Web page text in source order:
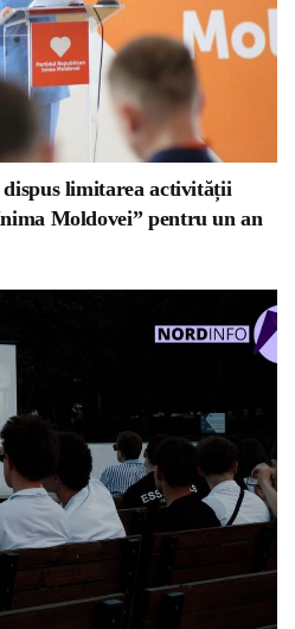
limitarea activității
Moldovei” pentru un an